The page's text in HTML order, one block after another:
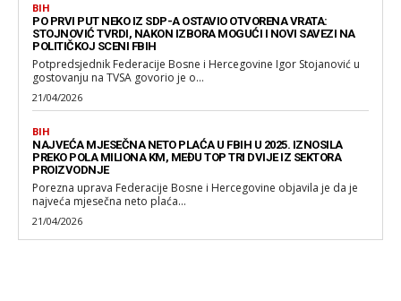
BIH
PO PRVI PUT NEKO IZ SDP-A OSTAVIO OTVORENA VRATA:
STOJNOVIĆ TVRDI, NAKON IZBORA MOGUĆI I NOVI SAVEZI NA
POLITIČKOJ SCENI FBIH
Potpredsjednik Federacije Bosne i Hercegovine Igor Stojanović u
gostovanju na TVSA govorio je o...
21/04/2026
BIH
NAJVEĆA MJESEČNA NETO PLAĆA U FBIH U 2025. IZNOSILA
PREKO POLA MILIONA KM, MEĐU TOP TRI DVIJE IZ SEKTORA
PROIZVODNJE
Porezna uprava Federacije Bosne i Hercegovine objavila je da je
najveća mjesečna neto plaća...
21/04/2026